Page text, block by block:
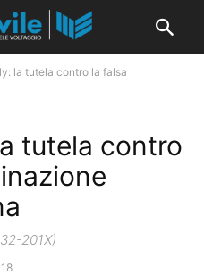
la tutela contro la falsa
tutela contro
201X)